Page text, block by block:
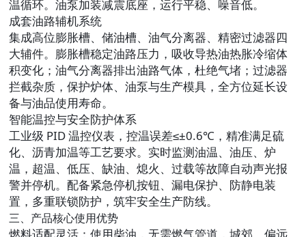
温循环。油泵加装减震底座，运行平稳、噪音低。
成套油路辅机系统
集成高位膨胀槽、储油槽、油气分离器、精密过滤器四
大辅件。膨胀槽稳定油路压力，吸收导热油热胀冷缩体
积变化；油气分离器排出油路气体，杜绝气堵；过滤器
拦截杂质，保护炉体、油泵与生产模具，全方位延长设
备与油品使用寿命。
智能温控与安全防护体系
工业级 PID 温控仪表，控温误差≤±0.6℃，精准满足硫
化、沥青加温等工艺要求。实时监测油温、油压、炉
温，超温、低压、缺油、熄火、过载等故障自动声光报
警并停机。配备紧急停机按钮、漏电保护、防静电装
置，多重联锁防护，筑牢安全生产防线。
三、产品核心使用优势